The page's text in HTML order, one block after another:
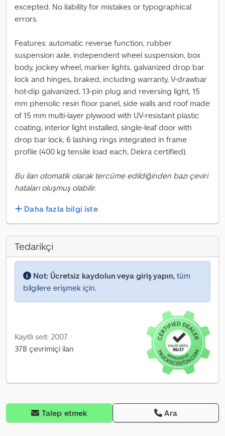
excepted. No liability for mistakes or typographical
errors.
Features: automatic reverse function, rubber
suspension axle, independent wheel suspension, box
body, jockey wheel, marker lights, galvanized drop bar
lock and hinges, braked, including warranty, V-drawbar
hot-dip galvanized, 13-pin plug and reversing light, 15
mm phenolic resin floor panel, side walls and roof made
of 15 mm multi-layer plywood with UV-resistant plastic
coating, interior light installed, single-leaf door with
drop bar lock, 6 lashing rings integrated in frame
profile (400 kg tensile load each, Dekra certified).
Bu ilan otomatik olarak tercüme edildiğinden bazı çeviri
hataları oluşmuş olabilir.
Daha fazla bilgi iste
Tedarikçi
Not: Ücretsiz kaydolun veya giriş yapın, tüm
bilgilere erişmek için.
Kayıtlı seit: 2007
378 çevrimiçi ilan
Talep etmek Ara